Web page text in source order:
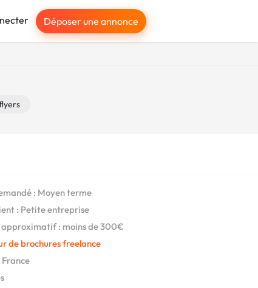
Déposer une annonce
: Moyen terme
: Petite entreprise
: moins de 300€
de brochures freelance